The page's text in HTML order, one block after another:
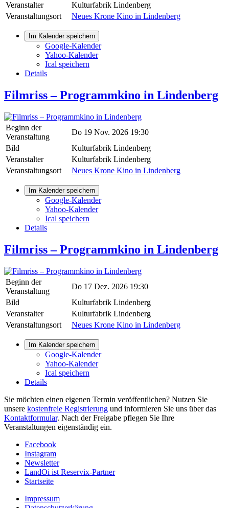
Veranstalter
Kulturfabrik Lindenberg
Veranstaltungsort
Neues Krone Kino in Lindenberg
Im Kalender speichern
Google-Kalender
Yahoo-Kalender
Ical speichern
Details
Filmriss – Programmkino in Lindenberg
Beginn der
Veranstaltung
Do 19 Nov. 2026 19:30
Bild
Kulturfabrik Lindenberg
Veranstalter
Kulturfabrik Lindenberg
Veranstaltungsort
Neues Krone Kino in Lindenberg
Im Kalender speichern
Google-Kalender
Yahoo-Kalender
Ical speichern
Details
Filmriss – Programmkino in Lindenberg
Beginn der
Veranstaltung
Do 17 Dez. 2026 19:30
Bild
Kulturfabrik Lindenberg
Veranstalter
Kulturfabrik Lindenberg
Veranstaltungsort
Neues Krone Kino in Lindenberg
Im Kalender speichern
Google-Kalender
Yahoo-Kalender
Ical speichern
Details
Sie möchten einen eigenen Termin veröffentlichen? Nutzen Sie
unsere kostenfreie Registrierung und informieren Sie uns über das
Kontaktformular. Nach der Freigabe pflegen Sie Ihre
Veranstaltungen eigenständig ein.
Facebook
Instagram
Newsletter
LandOi ist Reservix-Partner
Startseite
Impressum